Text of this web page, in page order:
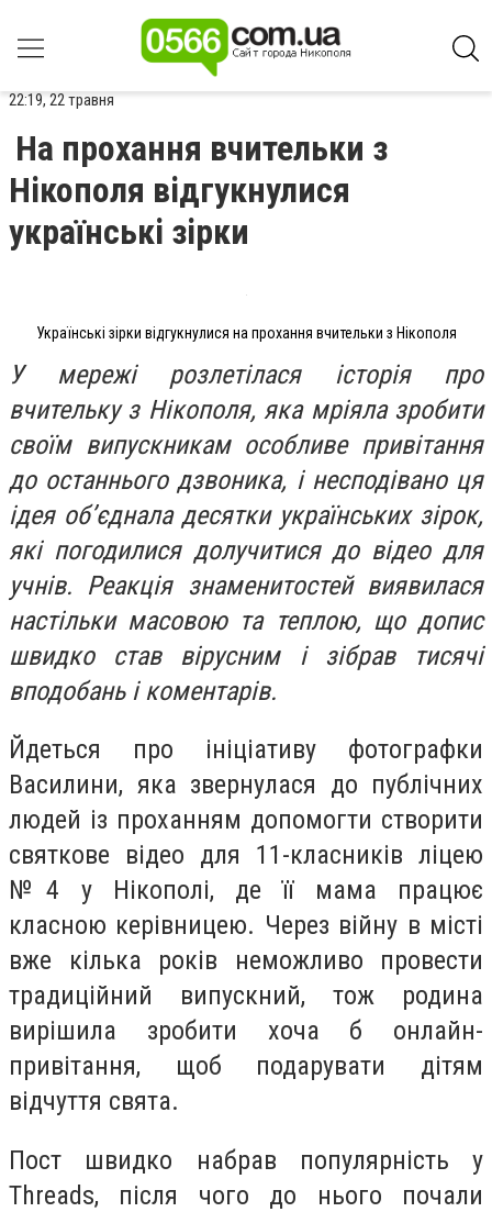
22:19, 22 травня
На прохання вчительки з
Нікополя відгукнулися
українські зірки
Українські зірки відгукнулися на прохання вчительки з Нікополя
У мережі розлетілася історія про
вчительку з Нікополя, яка мріяла зробити
своїм випускникам особливе привітання
до останнього дзвоника, і несподівано ця
ідея об’єднала десятки українських зірок,
які погодилися долучитися до відео для
учнів. Реакція знаменитостей виявилася
настільки масовою та теплою, що допис
швидко став вірусним і зібрав тисячі
вподобань і коментарів.
Йдеться про ініціативу фотографки
Василини, яка звернулася до публічних
людей із проханням допомогти створити
святкове відео для 11-класників ліцею
№4 у Нікополі, де її мама працює
класною керівницею. Через війну в місті
вже кілька років неможливо провести
традиційний випускний, тож родина
вирішила зробити хоча б онлайн-
привітання, щоб подарувати дітям
відчуття свята.
Пост швидко набрав популярність у
Threads, після чого до нього почали